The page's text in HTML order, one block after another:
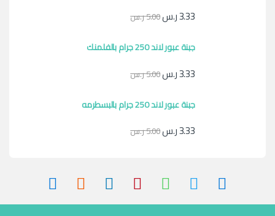
3.33ر.س5.00ر.س
جبنة عبور لاند 250 جرام بالفلمنك
3.33ر.س5.00ر.س
جبنة عبور لاند 250 جرام بالبسطرمه
3.33ر.س5.00ر.س